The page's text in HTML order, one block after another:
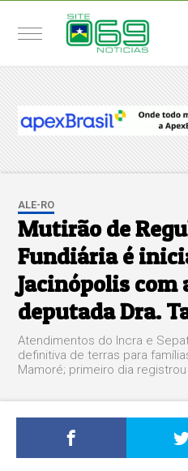
ALE-RO
Mutirão de
Fundiária é
Jacinópolis com
deputada Dra.
Atendimentos do Incra e
definitiva de terras para
Mamoré; primeiro dia registrou